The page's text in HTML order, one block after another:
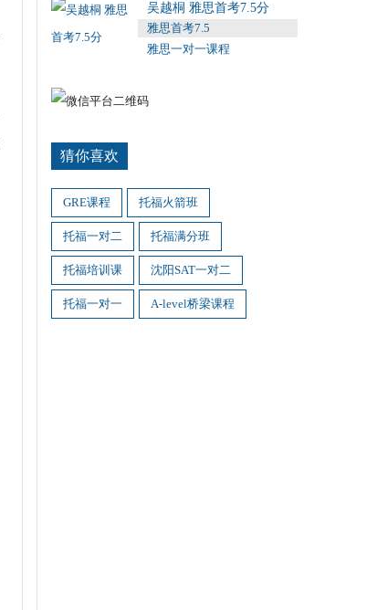
吴越桐 雅思首考7.5分
雅思首考7.5
雅思一对一课程
猜你喜欢
GRE课程 托福火箭班
托福一对二 托福满分班
托福培训课 沈阳SAT一对二
托福一对一 A-level桥梁课程